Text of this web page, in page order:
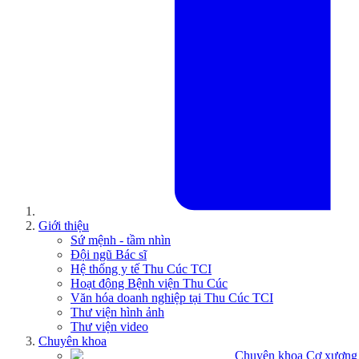
Giới thiệu
Sứ mệnh - tầm nhìn
Đội ngũ Bác sĩ
Hệ thống y tế Thu Cúc TCI
Hoạt động Bệnh viện Thu Cúc
Văn hóa doanh nghiệp tại Thu Cúc TCI
Thư viện hình ảnh
Thư viện video
Chuyên khoa
Chuyên khoa Cơ